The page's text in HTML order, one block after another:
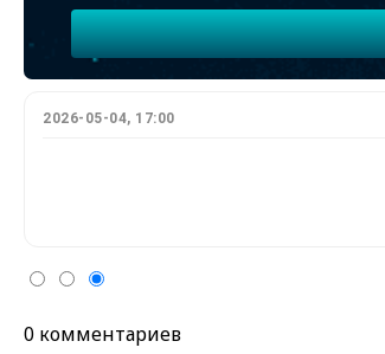
2026-05-04, 17:00
0 комментариев